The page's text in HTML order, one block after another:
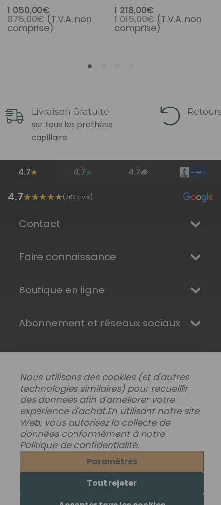
Naturels Pour La Perte
De Cheveux Médicale
1 050,00€
875,00€ (T.V.A. non
comprise)
Supérieure En Mono-
Soie Pour La Perte De
Cheveux Médicale
1 218,00€
1 015,00€ (T.V.A. non
comprise)
Livraison Gratuite
sur tous les prothèse
capillaire
4.7 4.7 4.7
4.7 (763 avis)
Contact
Faire connaissance
Boutique en ligne
Abonnement et réseaux sociaux
© 2026 Superhairpieces.fr
Modifier les préférences de données
Livraisons, retours et garantie | Confidentialité
Conditions générales
Nous utilisons des cookies (et d'autres
technologies similaires) pour recueillir
des données afin d'améliorer votre
expérience d'achat.En utilisant notre site
Web, vous autorisez la collecte de
données conformément à notre
Politique de confidentialité.
Paramètres
Tout rejeter